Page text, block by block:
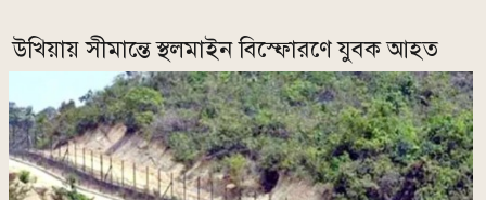
উখিয়ায় সীমান্তে স্থলমাইন বিস্ফোরণে যুবক আহত